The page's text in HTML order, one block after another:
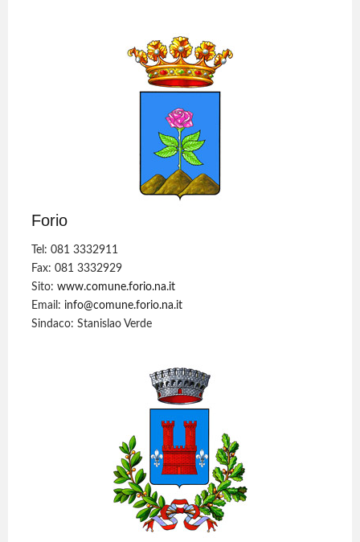
Forio
Tel: 081 3332911
Fax: 081 3332929
Sito:www.comune.forio.na.it
Email: info@comune.forio.na.it
Sindaco: Stanislao Verde